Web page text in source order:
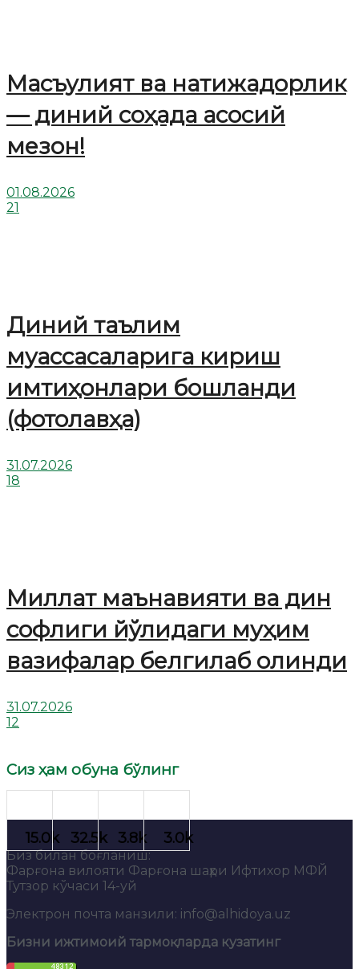
Масъулият ва натижадорлик
— диний соҳада асосий
мезон!
01.08.2026
21
Диний таълим
муассасаларига кириш
имтиҳонлари бошланди
(фотолавҳа)
31.07.2026
18
Миллат маънавияти ва дин
софлиги йўлидаги муҳим
вазифалар белгилаб олинди
31.07.2026
12
Сиз ҳам обуна бўлинг
Биз билан боғланиш:
Фарғона вилояти Фарғона шаҳри Ифтихор МФЙ
Тутзор кўчаси 14-уй
Электрон почта манзили: info@alhidoya.uz
Бизни ижтимоий тармоқларда кузатинг